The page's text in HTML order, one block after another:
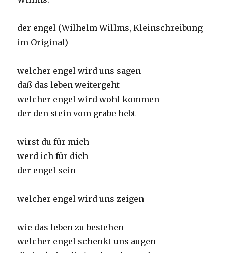
der engel (Wilhelm Willms, Kleinschreibung
im Original)
welcher engel wird uns sagen
daß das leben weitergeht
welcher engel wird wohl kommen
der den stein vom grabe hebt
wirst du für mich
werd ich für dich
der engel sein
welcher engel wird uns zeigen
wie das leben zu bestehen
welcher engel schenkt uns augen